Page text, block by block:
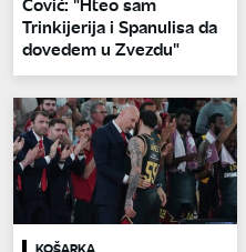
Trinkijerija i Spanulisa da
dovedem u Zvezdu"
KOŠARKA